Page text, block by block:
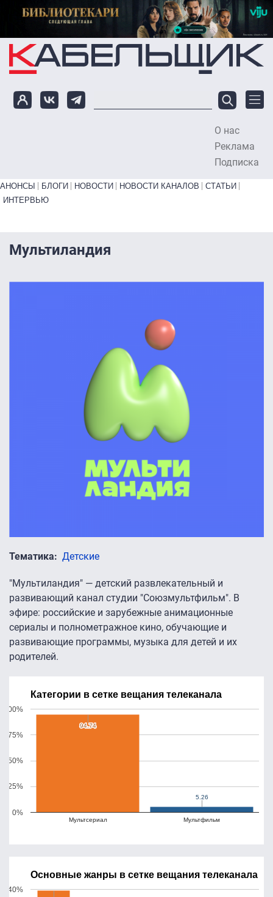
Перейти к основному содержанию
О нас
Реклама
Подписка
Primary links bottom
АНОНСЫ БЛОГИ НОВОСТИ НОВОСТИ КАНАЛОВ
СТАТЬИ
ИНТЕРВЬЮ
Мультиландия
Тематика Детские
"Мультиландия" — детский развлекательный и
развивающий канал студии "Союзмультфильм". В
эфире: российские и зарубежные анимационные
сериалы и полнометражное кино, обучающие и
развивающие программы, музыка для детей и их
родителей.
Категории в сетке вещания телеканала
Мультсериал Мультфильм
0%
25%
50%
75%
100%
94.74
94.74
5.26
5.26
Основные жанры в сетке вещания телеканала
40%